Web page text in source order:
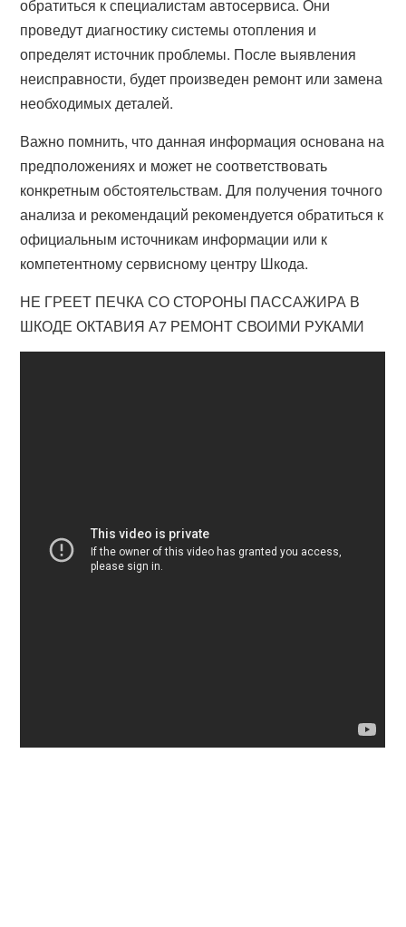
обратиться к специалистам автосервиса. Они
проведут диагностику системы отопления и
определят источник проблемы. После выявления
неисправности, будет произведен ремонт или замена
необходимых деталей.
Важно помнить, что данная информация основана на
предположениях и может не соответствовать
конкретным обстоятельствам. Для получения точного
анализа и рекомендаций рекомендуется обратиться к
официальным источникам информации или к
компетентному сервисному центру Шкода.
НЕ ГРЕЕТ ПЕЧКА СО СТОРОНЫ ПАССАЖИРА В
ШКОДЕ ОКТАВИЯ А7 РЕМОНТ СВОИМИ РУКАМИ